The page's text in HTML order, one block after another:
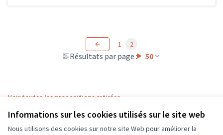
Informations sur les cookies utilisés sur le site web
Nous utilisons des cookies sur notre site Web pour améliorer la
Résultats par page : 50
1 2
Voir toutes les propositions retirées
Conditions d'utilisation